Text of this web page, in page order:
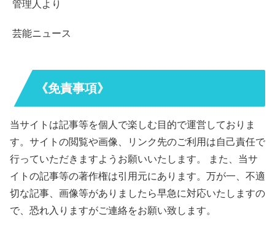
管理人より
芸能ニュース
《免責事項》
当サイトは記事等を個人で楽しむ目的で運営しておりま
す。サイトの閲覧や画像、リンク先のご利用は自己責任で
行っていただきますようお願いいたします。 また、当サ
イトの記事等の著作権は引用元にあります。万が一、不適
切な記事、画像等がありましたら早急に対応いたしますの
で、恐れ入りますがご連絡をお願い致します。